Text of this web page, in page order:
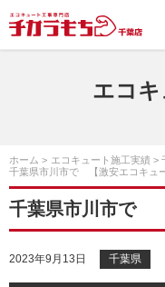
エコ
ホーム エコキュート施工実績
千葉県市川市で 【激安エコキュ
千葉県市川市で
2023年9月13日 千葉県